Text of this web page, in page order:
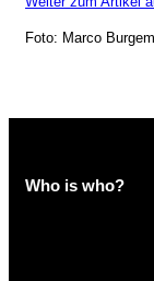
Foto: Marco
Who is who?